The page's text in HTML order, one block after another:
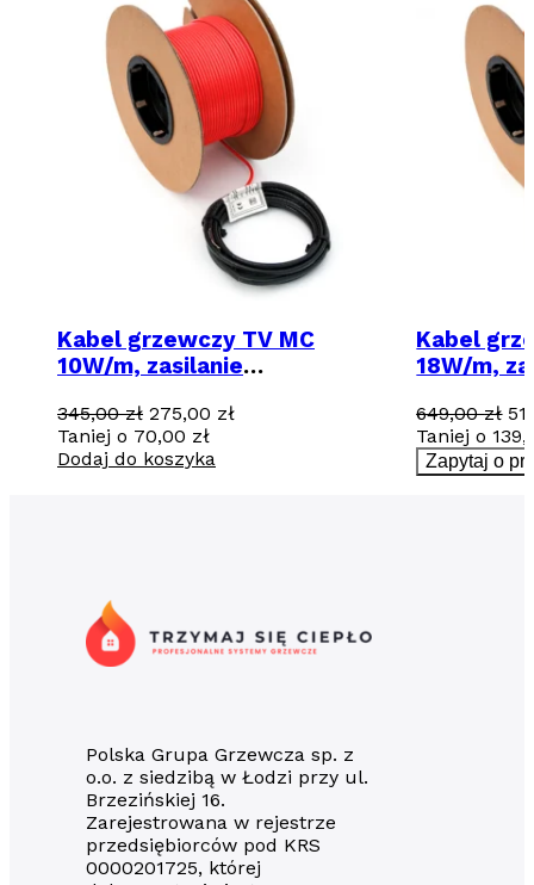
Kabel grzewczy TV MC
10W/m, zasilanie
345,00zł Pierwotna
cena
wynosiła:
275,00 złAktualna
Taniej o 70,00 zł
Dodaj do koszyka
Kabel
18W/m,
649,00zł
Taniej o
Zapytaj o
Polska Grupa Grzewcza sp. z
o.o. z siedzibą w Łodzi przy ul.
Brzezińskiej 16.
Zarejestrowana w rejestrze
przedsiębiorców pod KRS
0000201725, której